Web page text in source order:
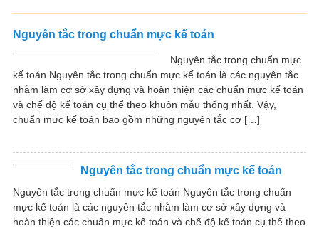
Nguyên tắc trong chuẩn mực kế toán
Nguyên tắc trong chuẩn mực
kế toán Nguyên tắc trong chuẩn mực kế toán là các nguyên tắc
nhằm làm cơ sở xây dựng và hoàn thiện các chuẩn mực kế toán
và chế độ kế toán cụ thể theo khuôn mẫu thống nhất. Vậy,
chuẩn mực kế toán bao gồm những nguyên tắc cơ […]
Nguyên tắc trong chuẩn mực kế toán
Nguyên tắc trong chuẩn mực kế toán Nguyên tắc trong chuẩn
mực kế toán là các nguyên tắc nhằm làm cơ sở xây dựng và
hoàn thiện các chuẩn mực kế toán và chế độ kế toán cụ thể theo